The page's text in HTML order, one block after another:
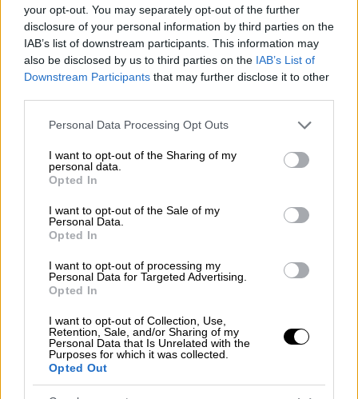
your opt-out. You may separately opt-out of the further
disclosure of your personal information by third parties on the
IAB’s list of downstream participants. This information may
also be disclosed by us to third parties on the IAB’s List of
Downstream Participants that may further disclose it to other
Please note that this website/app uses one or more Google
not limited to your visit or usage behaviour. You may click to
grant or deny consent to Google and its third-party tags to
use your data for below specified purposes in below Google
consent section.
Personal Data Processing Opt Outs
I want to opt-out of the Sharing of my
personal data.
Opted In
I want to opt-out of the Sale of my
Personal Data.
Opted In
I want to opt-out of processing my
Personal Data for Targeted Advertising.
Opted In
I want to opt-out of Collection, Use,
Retention, Sale, and/or Sharing of my
Personal Data that Is Unrelated with the
Purposes for which it was collected.
Opted Out
Τα θέματα της συνεδρίασης
θέματατηςσυνεδρίασηςείναι τα ακόλουθα:
Εισήγηση από τον Αναπληρωτή Υπουργό
Εθνικής Οικονομίας και Οικονομικών
Νίκο Παπαθανάση για το Ταμείο
Ανάκαμψης και Ανθεκτικότητας
πληρωμής
Παρουσίαση από τον Υπουργό
Εσωτερικών Θοδωρή Λιβάνιο και την
Υφυπουργό Βιβή Χαραλαμπογιάννη του
νομοσχεδίου: